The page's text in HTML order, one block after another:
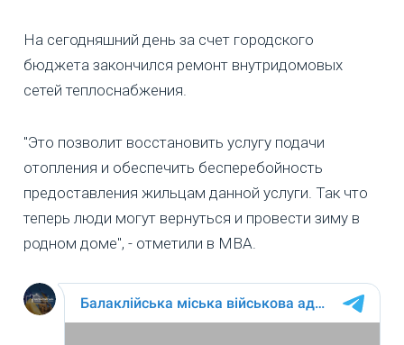
На сегодняшний день за счет городского
бюджета закончился ремонт внутридомовых
сетей теплоснабжения.
"Это позволит восстановить услугу подачи
отопления и обеспечить бесперебойность
предоставления жильцам данной услуги. Так что
теперь люди могут вернуться и провести зиму в
родном доме", - отметили в МВА.